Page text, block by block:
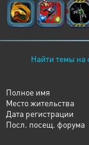
Найти темы на
Полное имя
Место жительства
Дата регистрации
Посл. посещ. форума